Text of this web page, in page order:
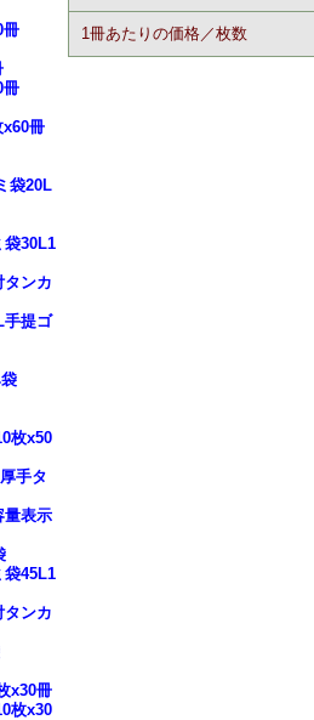
冊
冊
x60冊
袋20L
袋30L1
ンカ
手提ゴ
枚x50
手タ
表示
袋45L1
ンカ
x30冊
枚x30
1冊あたりの価格／枚数